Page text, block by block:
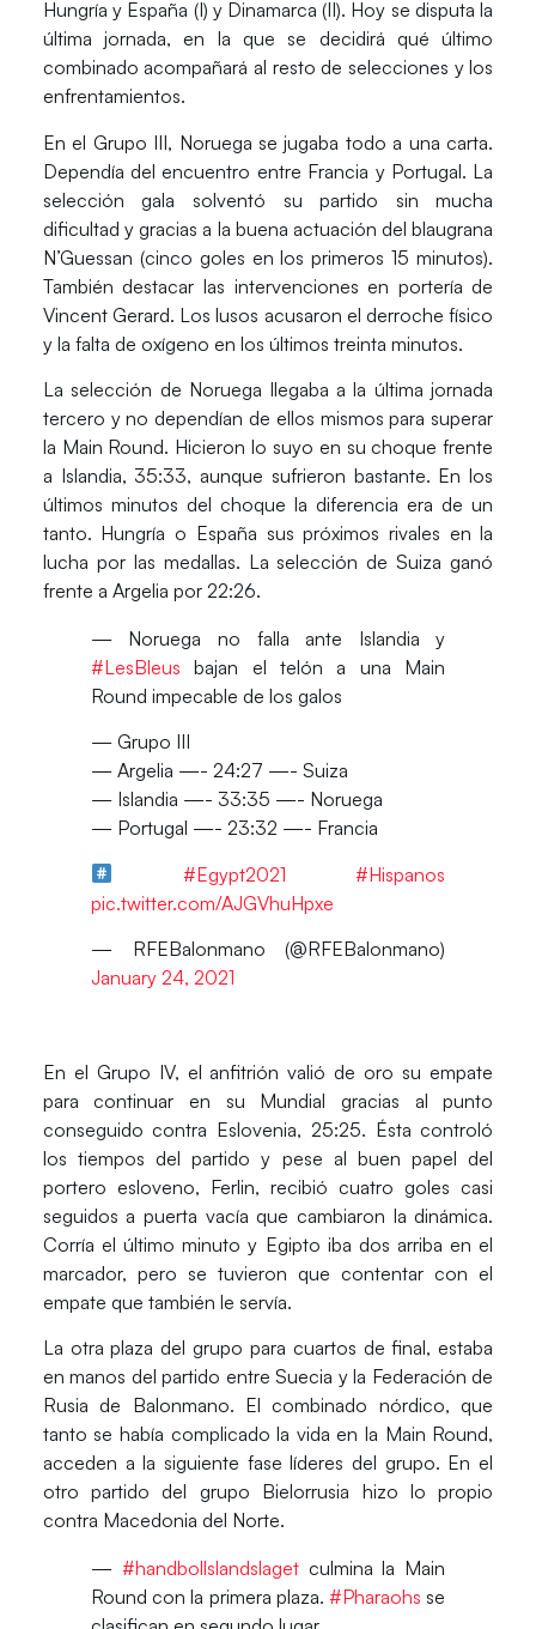
Hungría y España (I) y Dinamarca (II). Hoy se disputa la
última jornada, en la que se decidirá qué último
combinado acompañará al resto de selecciones y los
enfrentamientos.
En el Grupo III, Noruega se jugaba todo a una carta.
Dependía del encuentro entre Francia y Portugal. La
selección gala solventó su partido sin mucha
dificultad y gracias a la buena actuación del blaugrana
N’Guessan (cinco goles en los primeros 15 minutos).
También destacar las intervenciones en portería de
Vincent Gerard. Los lusos acusaron el derroche físico
y la falta de oxígeno en los últimos treinta minutos.
La selección de Noruega llegaba a la última jornada
tercero y no dependían de ellos mismos para superar
la Main Round. Hicieron lo suyo en su choque frente
a Islandia, 35:33, aunque sufrieron bastante. En los
últimos minutos del choque la diferencia era de un
tanto. Hungría o España sus próximos rivales en la
lucha por las medallas. La selección deSuiza ganó
frente a Argelia por 22:26.
— Noruega no falla ante Islandia y
#LesBleus bajan el telón a una Main
Round impecable de los galos
— Grupo III
— Argelia —- 24:27 —- Suiza
— Islandia —- 33:35 —- Noruega
— Portugal —- 23:32 —- Francia
#Egypt2021
#Hispanos
pic.twitter.com/AJGVhuHpxe
— RFEBalonmano (@RFEBalonmano)
January 24, 2021
En el Grupo IV, el anfitrión valió de oro su empate
para continuar en su Mundial gracias al punto
conseguido contra Eslovenia, 25:25. Ésta controló
los tiempos del partido y pese al buen papel del
portero esloveno, Ferlin, recibió cuatro goles casi
seguidos a puerta vacía que cambiaron la dinámica.
Corría el último minuto y Egipto iba dos arriba en el
marcador, pero se tuvieron que contentar con el
empate que también le servía.
La otra plaza del grupo para cuartos de final, estaba
en manos del partido entreSuecia y la Federación de
Rusia de Balonmano. El combinado nórdico, que
tanto se había complicado la vida en la Main Round,
acceden a la siguiente fase líderes del grupo. En el
otro partido del grupo Bielorrusia hizo lo propio
contra Macedonia del Norte.
— #handbollslandslagetculmina la Main
Round con la primera plaza. #Pharaohs se